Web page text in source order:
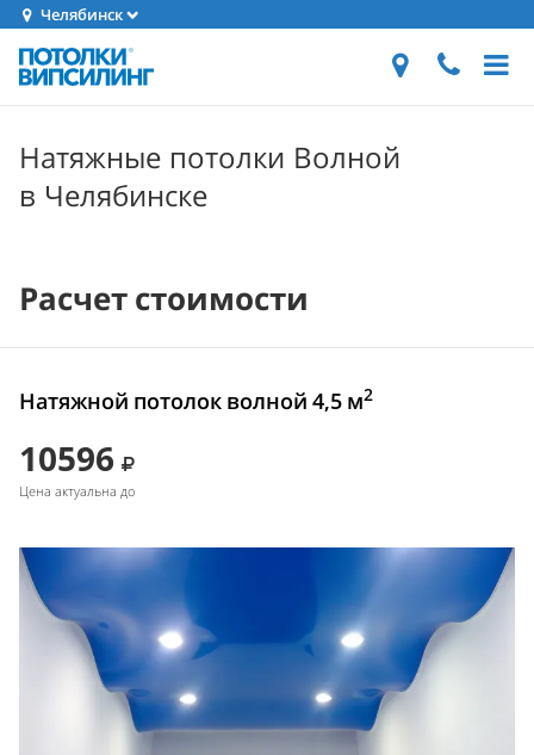
Челябинск
Натяжные потолки Волной
в Челябинске
Расчет стоимости
Натяжной потолок волной 4,5 м2
10596
Цена актуальна до